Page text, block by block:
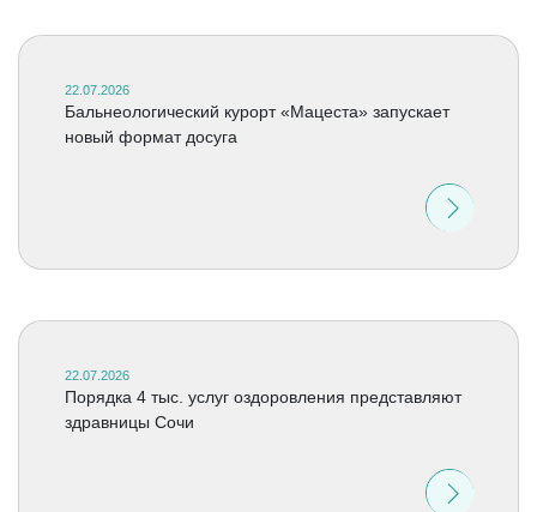
22.07.2026
Бальнеологический курорт «Мацеста» запускает
новый формат досуга
22.07.2026
Порядка 4 тыс. услуг оздоровления представляют
здравницы Сочи